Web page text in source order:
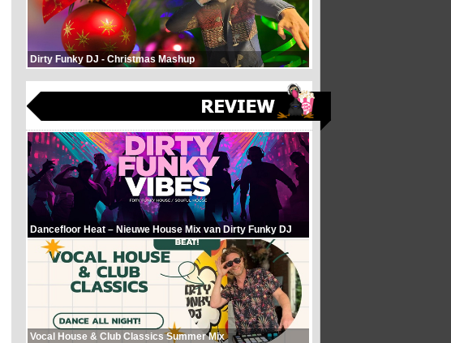
Dirty Funky DJ - Christmas Mashup
Dancefloor Heat – Nieuwe House Mix van Dirty Funky DJ
Vocal House & Club Classics Summer Mix